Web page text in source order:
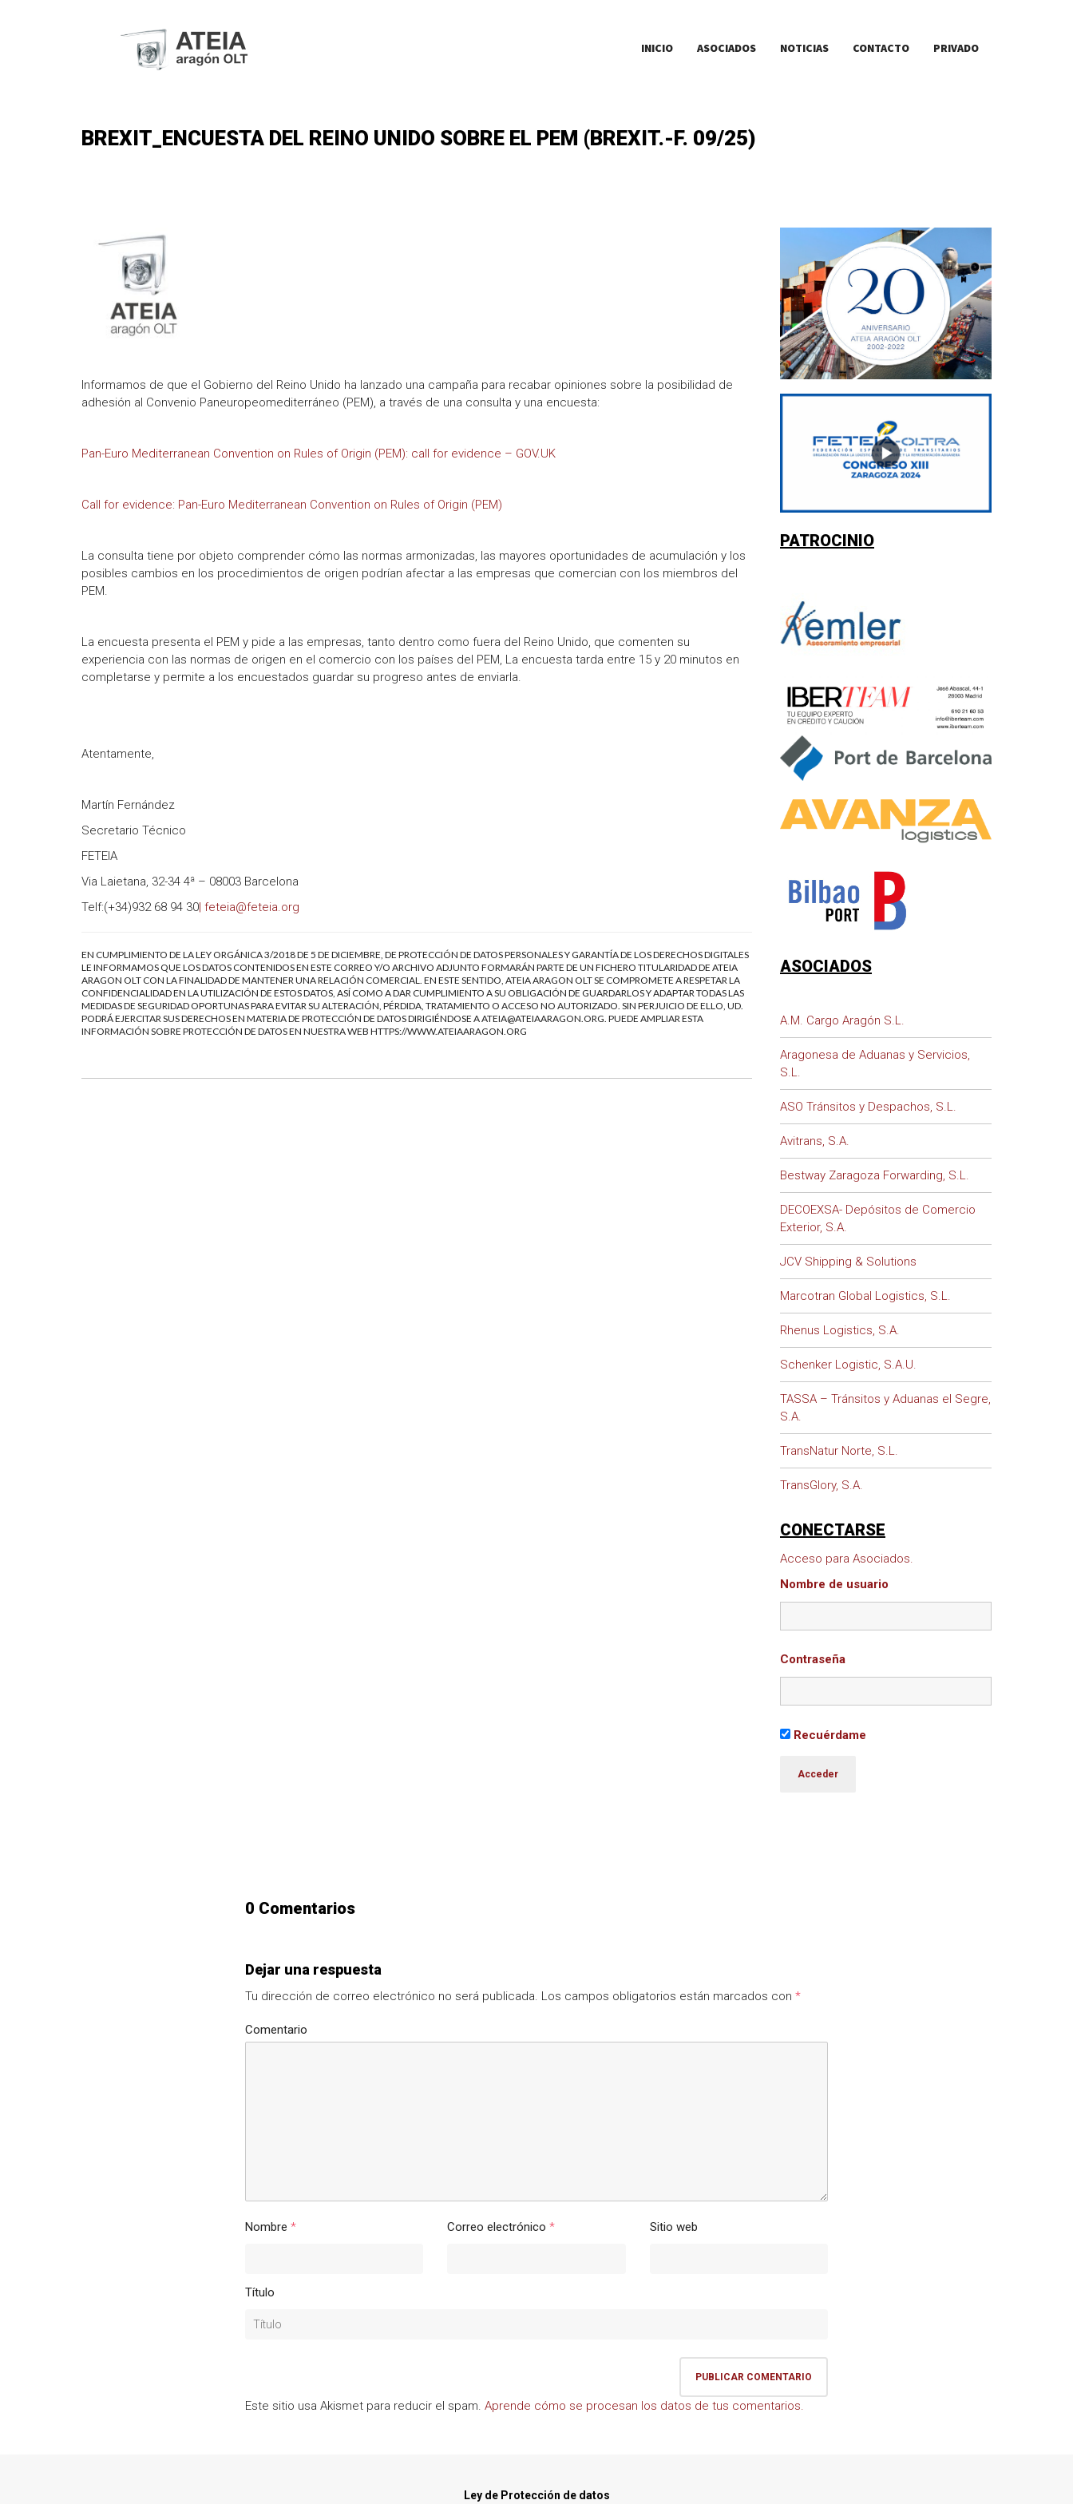
INICIO ASOCIADOS NOTICIAS CONTACTO PRIVADO
BREXIT_ENCUESTA DEL REINO UNIDO SOBRE EL PEM (BREXIT.-F. 09/25)
Informamos de que el Gobierno del Reino Unido ha lanzado una campaña para recabar opiniones sobre la posibilidad de
adhesión al Convenio Paneuropeomediterráneo (PEM), a través de una consulta y una encuesta:
Pan-Euro Mediterranean Convention on Rules of Origin (PEM): call for evidence – GOV.UK
Call for evidence: Pan-Euro Mediterranean Convention on Rules of Origin (PEM)
La consulta tiene por objeto comprender cómo las normas armonizadas, las mayores oportunidades de acumulación y los
posibles cambios en los procedimientos de origen podrían afectar a las empresas que comercian con los miembros del
PEM.
La encuesta presenta el PEM y pide a las empresas, tanto dentro como fuera del Reino Unido, que comenten su
experiencia con las normas de origen en el comercio con los países del PEM, La encuesta tarda entre 15 y 20 minutos en
completarse y permite a los encuestados guardar su progreso antes de enviarla.
Atentamente,
Martín Fernández
Secretario Técnico
FETEIA
Via Laietana, 32-34 4ª – 08003 Barcelona
Telf:(+34)932 68 94 30| feteia@feteia.org
EN CUMPLIMIENTO DE LA LEY ORGÁNICA 3/2018 DE 5 DE DICIEMBRE, DE PROTECCIÓN DE DATOS PERSONALES Y GARANTÍA DE LOS DERECHOS DIGITALES
LE INFORMAMOS QUE LOS DATOS CONTENIDOS EN ESTE CORREO Y/O ARCHIVO ADJUNTO FORMARÁN PARTE DE UN FICHERO TITULARIDAD DE ATEIA
ARAGON OLT CON LA FINALIDAD DE MANTENER UNA RELACIÓN COMERCIAL. EN ESTE SENTIDO, ATEIA ARAGON OLT SE COMPROMETE A RESPETAR LA
CONFIDENCIALIDAD EN LA UTILIZACIÓN DE ESTOS DATOS, ASÍ COMO A DAR CUMPLIMIENTO A SU OBLIGACIÓN DE GUARDARLOS Y ADAPTAR TODAS LAS
MEDIDAS DE SEGURIDAD OPORTUNAS PARA EVITAR SU ALTERACIÓN, PÉRDIDA, TRATAMIENTO O ACCESO NO AUTORIZADO. SIN PERJUICIO DE ELLO, UD.
PODRÁ EJERCITAR SUS DERECHOS EN MATERIA DE PROTECCIÓN DE DATOS DIRIGIÉNDOSE AATEIA@ATEIAARAGON.ORG. PUEDE AMPLIAR ESTA
INFORMACIÓN SOBRE PROTECCIÓN DE DATOS EN NUESTRA WEB HTTPS://WWW.ATEIAARAGON.ORG
PATROCINIO
ASOCIADOS
A.M. Cargo Aragón S.L.
Aragonesa de Aduanas y Servicios,
S.L.
ASO Tránsitos y Despachos, S.L.
Avitrans, S.A.
Bestway Zaragoza Forwarding, S.L.
DECOEXSA- Depósitos de Comercio
Exterior, S.A.
JCV Shipping & Solutions
Marcotran Global Logistics, S.L.
Rhenus Logistics, S.A.
Schenker Logistic, S.A.U.
TASSA – Tránsitos y Aduanas el Segre,
S.A.
TransNatur Norte, S.L.
TransGlory, S.A.
CONECTARSE
Acceso para Asociados.
Nombre de usuario
Contraseña
Recuérdame
0 Comentarios
Dejar una respuesta
Tu dirección de correo electrónico no será publicada. Los campos obligatorios están marcados con *
Comentario
Nombre * Correo electrónico * Sitio web
Título
Este sitio usa Akismet para reducir el spam. Aprende cómo se procesan los datos de tus comentarios.
Ley de Protección de datos